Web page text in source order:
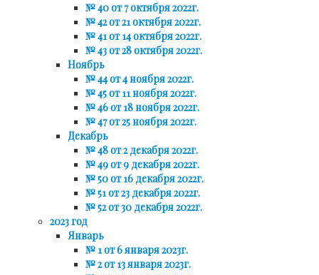
№ 40 от 7 октября 2022г.
№ 42 от 21 октября 2022г.
№ 41 от 14 октября 2022г.
№ 43 от 28 октября 2022г.
Ноябрь
№ 44 от 4 ноября 2022г.
№ 45 от 11 ноября 2022г.
№ 46 от 18 ноября 2022г.
№ 47 от 25 ноября 2022г.
Декабрь
№ 48 от 2 декабря 2022г.
№ 49 от 9 декабря 2022г.
№ 50 от 16 декабря 2022г.
№ 51 от 23 декабря 2022г.
№ 52 от 30 декабря 2022г.
2023 год
Январь
№ 1 от 6 января 2023г.
№ 2 от 13 января 2023г.